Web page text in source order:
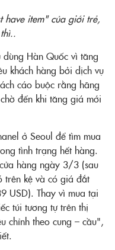
have item" của giới trẻ,
Hàn Quốc vì tăng
khách hàng bởi dịch vụ
cáo buộc rằng hãng
đến khi tăng giá mới
ở Seoul để tìm mua
tình trạng hết hàng.
hàng ngày 3/3 (sau
trên kệ và có giá đắt
USD). Thay vì mua tại
túi tương tự trên thị
chỉnh theo cung – cầu",